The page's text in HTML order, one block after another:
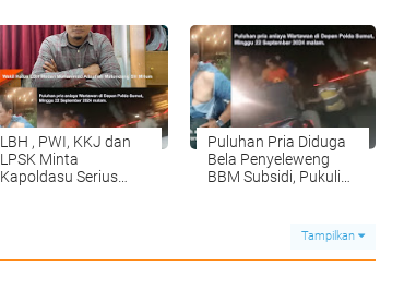
Kabupaten Tapanuli
Tengah
LBH , PWI, KKJ dan
LPSK Minta
Kapoldasu Serius
Puluhan Pria Diduga
Bela Penyeleweng
BBM Subsidi, Pukuli
Tampilkan